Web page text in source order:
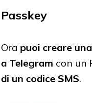
Passkey
Ora puoi creare
a Telegram con un
di un codice SMS.